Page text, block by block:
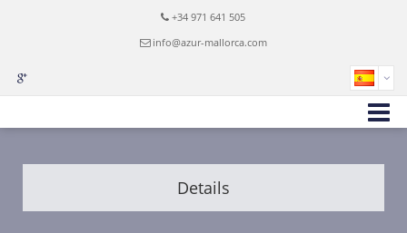
+34 971 641 505
info@azur-mallorca.com
Details